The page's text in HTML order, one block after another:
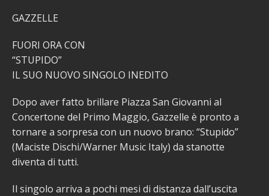
GAZZELLE
FUORI ORA CON
“STUPIDO”
IL SUO NUOVO SINGOLO INEDITO
Dopo aver fatto brillare Piazza San Giovanni al
Concertone del Primo Maggio, Gazzelle è pronto a
tornare a sorpresa con un nuovo brano: “Stupido”
(Maciste Dischi/Warner Music Italy) da stanotte
diventa di tutti.
Il singolo arriva a pochi mesi di distanza dall’uscita